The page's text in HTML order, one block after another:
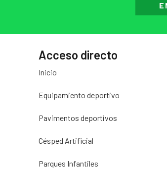
Acceso directo
Inicio
Equipamiento deportivo
Pavimentos deportivos
Césped Artificial
Parques Infantiles